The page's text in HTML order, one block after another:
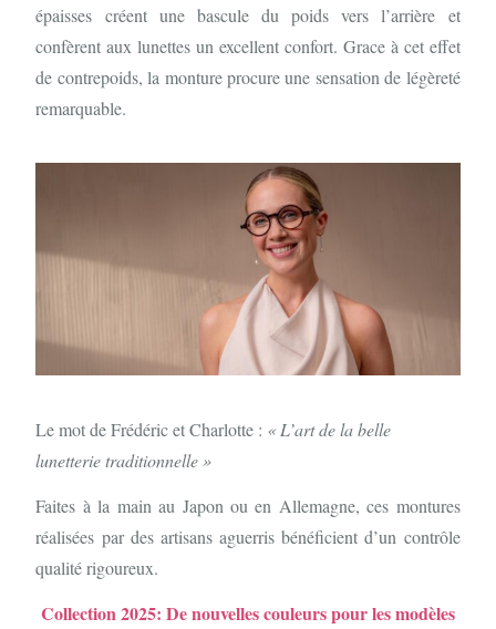
épaisses créent une bascule du poids vers l’arrière et
confèrent aux lunettes un excellent confort. Grace à cet effet
de contrepoids, la monture procure une sensation de légèreté
remarquable.
Le mot de Frédéric et Charlotte : « L’art de la belle
lunetterie traditionnelle »
Faites à la main au Japon ou en Allemagne, ces montures
réalisées par des artisans aguerris bénéficient d’un contrôle
qualité rigoureux.
Collection 2025: De nouvelles couleurs pour les modèles